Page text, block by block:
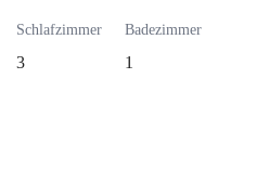
Schlafzimmer
3
Badezimmer
1